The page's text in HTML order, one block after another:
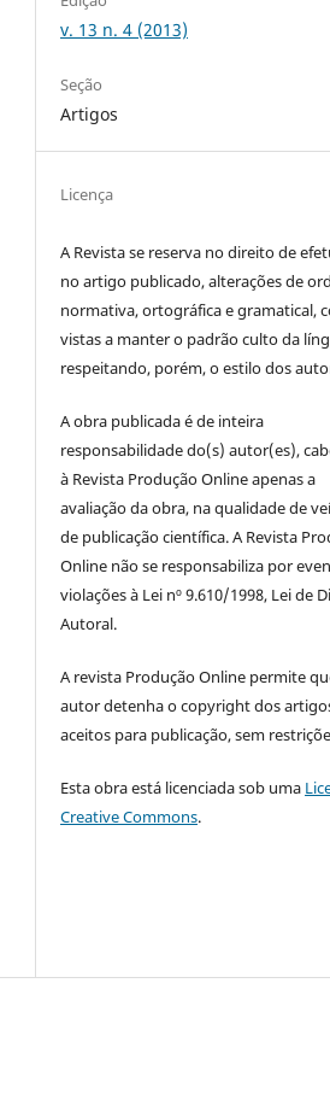
v. 13 n. 4 (2013)
Seção
Artigos
Licença
A Revista se reserva no direito de
no artigo publicado, alterações de
normativa, ortográfica e gramatical,
vistas a manter o padrão culto da
respeitando, porém, o estilo dos
A obra publicada é de inteira
responsabilidade do(s) autor(es),
à Revista Produção Online apenas a
avaliação da obra, na qualidade de
de publicação científica. A Revista
Online não se responsabiliza por
violações à Lei nº 9.610/1998, Lei de
Autoral.
A revista Produção Online permite
autor detenha o copyright dos
aceitos para publicação, sem
Esta obra está licenciada sob uma
Creative Commons.